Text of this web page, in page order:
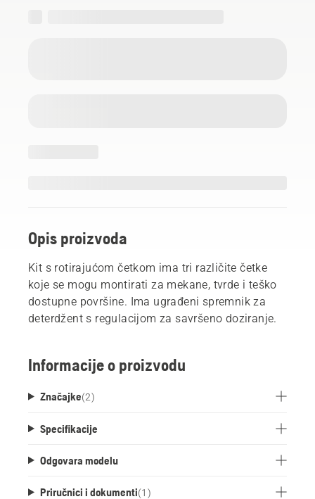
Opis proizvoda
Kit s rotirajućom četkom ima tri različite četke
koje se mogu montirati za mekane, tvrde i teško
dostupne površine. Ima ugrađeni spremnik za
deterdžent s regulacijom za savršeno doziranje.
Informacije o proizvodu
Značajke(2)
Specifikacije
Odgovara modelu
Priručnici i dokumenti(1 )